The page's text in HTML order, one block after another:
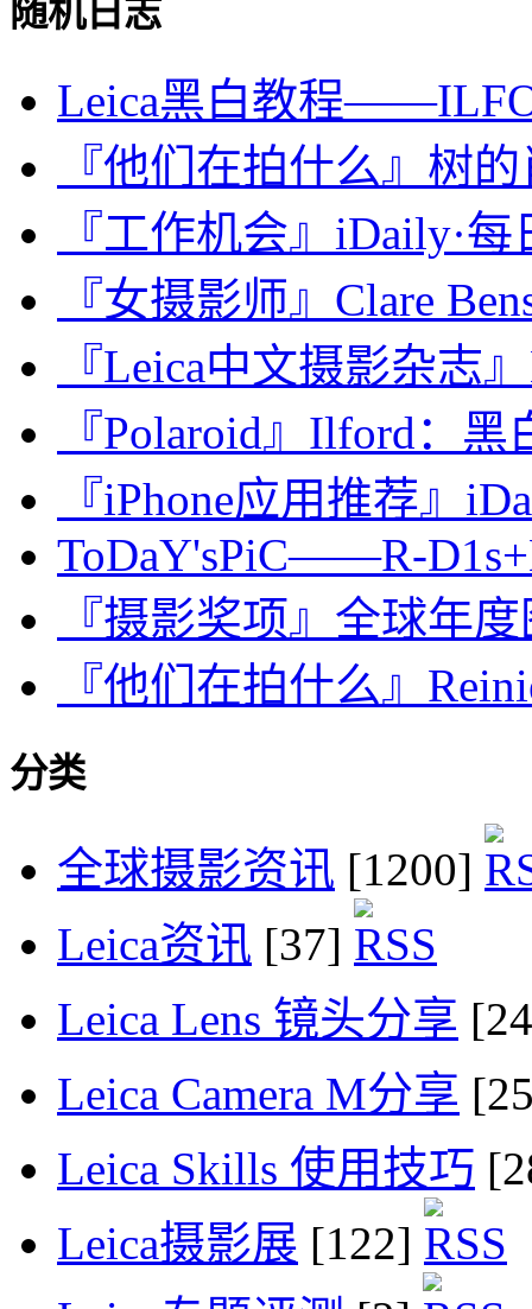
随机日志
Leica黑白教程
『他们在拍什么』树
『工作机会』iDaily·
『女摄影师』Clare
『Leica中文摄影杂志
『Polaroid』Ilford：黑
『iPhone应用推荐』
ToDaY'sPiC——R-
『摄影奖项』全球年
『他们在拍什么』
分类
全球摄影资讯 [1200]
Leica资讯 [37]
Leica Lens 镜头分享
Leica Camera M分享
Leica Skills 使用技巧
Leica摄影展 [122]